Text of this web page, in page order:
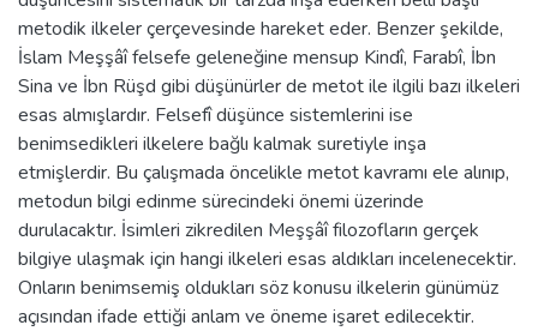
metodik ilkeler çerçevesinde hareket eder. Benzer şekilde,
İslam Meşşâî felsefe geleneğine mensup Kindî, Farabî, İbn
Sina ve İbn Rüşd gibi düşünürler de metot ile ilgili bazı ilkeleri
esas almışlardır. Felsefî düşünce sistemlerini ise
benimsedikleri ilkelere bağlı kalmak suretiyle inşa
etmişlerdir. Bu çalışmada öncelikle metot kavramı ele alınıp,
metodun bilgi edinme sürecindeki önemi üzerinde
durulacaktır. İsimleri zikredilen Meşşâî filozofların gerçek
bilgiye ulaşmak için hangi ilkeleri esas aldıkları incelenecektir.
Onların benimsemiş oldukları söz konusu ilkelerin günümüz
açısından ifade ettiği anlam ve öneme işaret edilecektir.